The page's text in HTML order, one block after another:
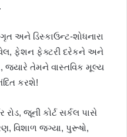
અને ડિસ્કાઉન્ટ-શોધનારા
ફેશન ફેક્ટરી દરેકને અને
તેમને વાસ્તવિક મૂલ્ય
કરશે!
રોડ, જૂની કોર્ટ સર્કલ પાસે
વિશાળ જગ્યા, પુરૂષો,